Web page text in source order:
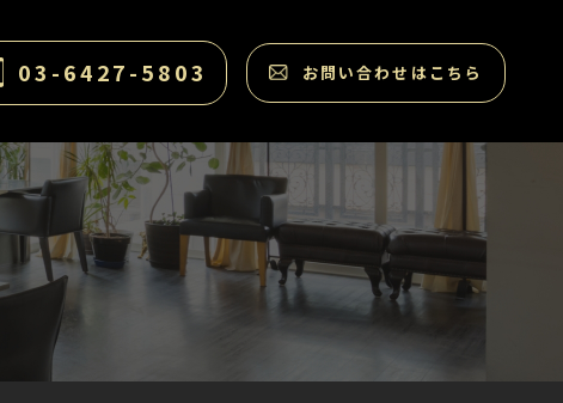
03-6427-5803 お問い合わせはこちら